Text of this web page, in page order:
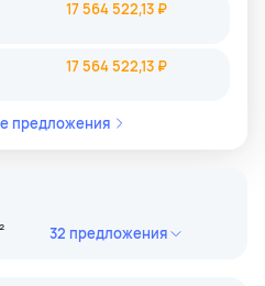
17 564 522,13 ₽
17 564 522,13 ₽
предложения
32 предложения